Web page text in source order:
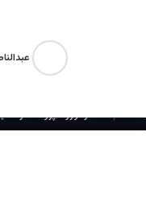
عبدالناصر نورزاد پژوهشگر